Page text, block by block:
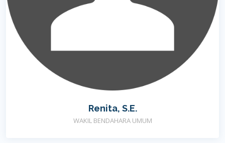
Renita, S.E.
WAKIL BENDAHARA UMUM